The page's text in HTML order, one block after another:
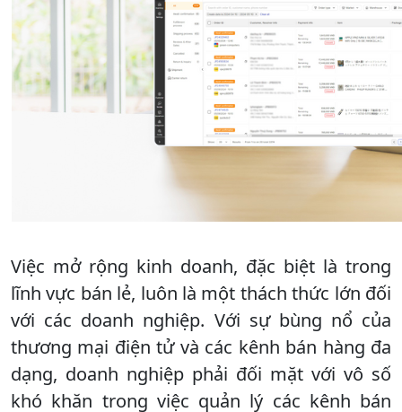
Việc mở rộng kinh doanh, đặc biệt là trong
lĩnh vực bán lẻ, luôn là một thách thức lớn đối
với các doanh nghiệp. Với sự bùng nổ của
thương mại điện tử và các kênh bán hàng đa
dạng, doanh nghiệp phải đối mặt với vô số
khó khăn trong việc quản lý các kênh bán